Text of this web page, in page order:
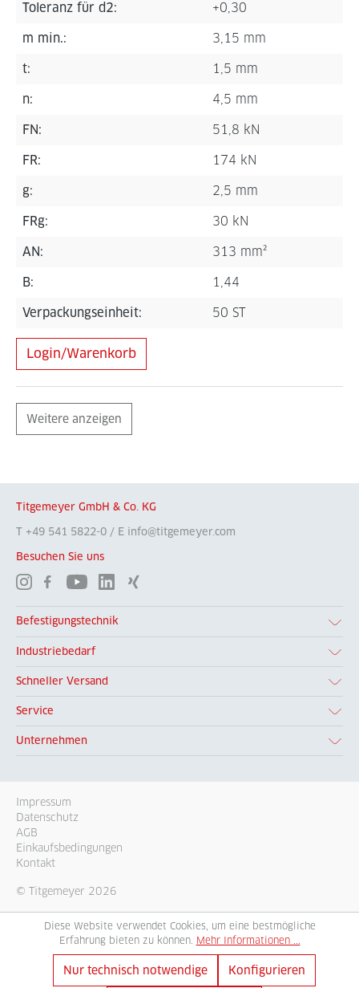
Toleranz für d2: +0,30
m min.: 3,15 mm
t: 1,5 mm
n: 4,5 mm
FN: 51,8 kN
FR: 174 kN
g: 2,5 mm
FRg: 30 kN
AN: 313 mm²
B: 1,44
Verpackungseinheit: 50 ST
Login/Warenkorb
Weitere anzeigen
Titgemeyer GmbH & Co. KG
T +49 541 5822-0 / E info@titgemeyer.com
Besuchen Sie uns
Befestigungstechnik
Industriebedarf
Schneller Versand
Service
Unternehmen
Impressum
Datenschutz
AGB
Einkaufsbedingungen
Kontakt
© Titgemeyer 2026
Diese Website verwendet Cookies, um eine bestmögliche
Erfahrung bieten zu können. Mehr Informationen ...
Nur technisch notwendige Konfigurieren